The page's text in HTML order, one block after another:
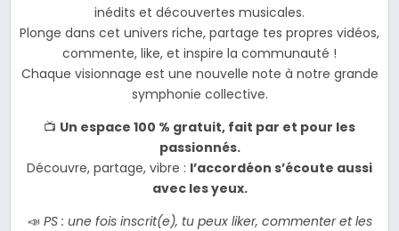
inédits et découvertes musicales.
Plonge dans cet univers riche, partage tes propres vidéos,
commente, like, et inspire la communauté !
Chaque visionnage est une nouvelle note à notre grande
symphonie collective.
📺 Un espace 100 % gratuit, fait par et pour les
passionnés.
Découvre, partage, vibre : l’accordéon s’écoute aussi
avec les yeux.
📣 PS : une fois inscrit(e), tu peux liker, commenter et les